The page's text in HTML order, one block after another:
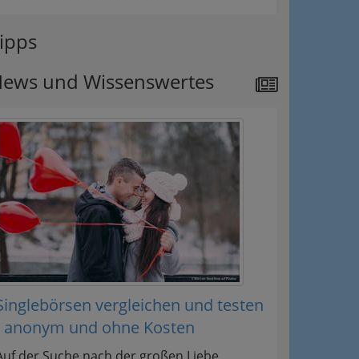
und Wissenswertes
vergleichen und testen
anonym und ohne Kosten